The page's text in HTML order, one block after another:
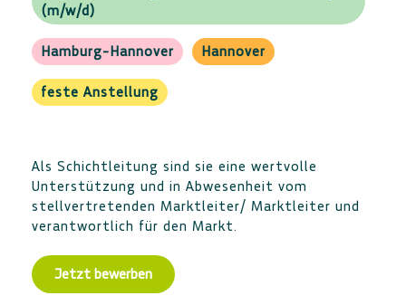
(m/w/d)
Hamburg-Hannover Hannover
feste Anstellung
Als Schichtleitung sind sie eine wertvolle
Unterstützung und in Abwesenheit vom
stellvertretenden Marktleiter/ Marktleiter und
verantwortlich für den Markt.